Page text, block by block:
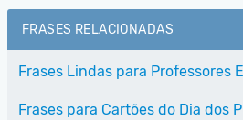
FRASES RELACIONADAS
Frases Lindas para Professores
Frases para Cartões do Dia dos